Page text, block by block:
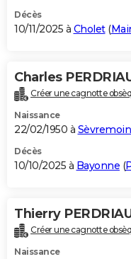
Décès
10/11/2025 à Cholet(
Charles
Créer une cagnotte
Naissance
22/02/1950 à
Décès
10/10/2025 à Bayonne (
Thierry
Créer une cagnotte
Naissance